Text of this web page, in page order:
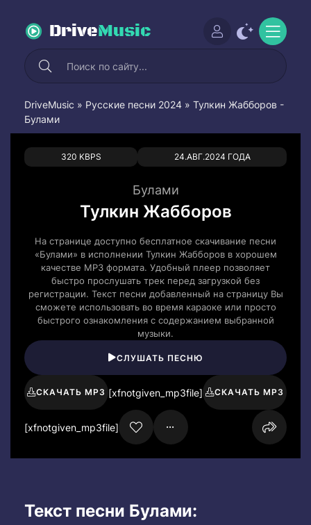
DriveMusic
DriveMusic » Русские песни 2024 » Тулкин Жабборов -
Булами
320 KBPS 24.АВГ.2024 ГОДА
0 0
Булами
Тулкин Жабборов
На странице доступно бесплатное скачивание песни
«Булами» в исполнении Тулкин Жабборов в хорошем
качестве MP3 формата. Удобный плеер позволяет
быстро прослушать трек перед загрузкой без
регистрации. Текст песни добавленный на страницу Вы
сможете использовать во время караоке или просто
быстрого ознакомления с содержанием выбранной
музыки.
СЛУШАТЬ ПЕСНЮ
СКАЧАТЬ MP3 [xfnotgiven_mp3file] СКАЧАТЬ MP3
[xfnotgiven_mp3file]
Текст песни Булами: